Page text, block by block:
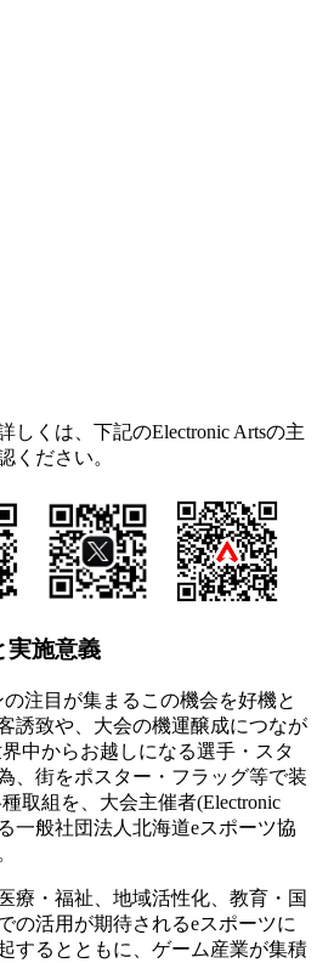
しくは、下記のElectronic Artsの主
ください。
実施意義
注目が集まるこの機会を好機と
誘致や、大会の機運醸成につなが
中からお越しになる選手・スタ
、街をポスター・フラッグ等で装
取組を、大会主催者(Electronic
一般社団法人北海道eスポーツ協
療・福祉、地域活性化、教育・国
の活用が期待されるeスポーツに
するとともに、ゲーム産業が集積